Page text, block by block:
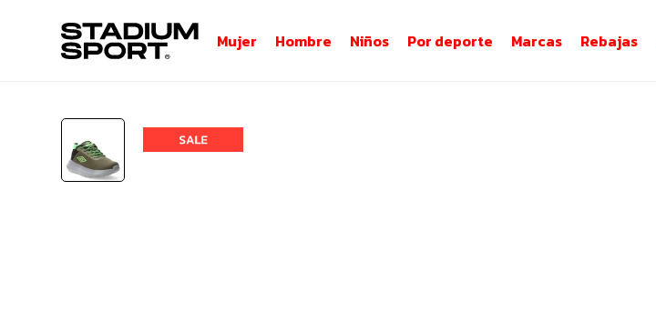
Mujer Hombre Niños Por deporte Marcas Rebajas